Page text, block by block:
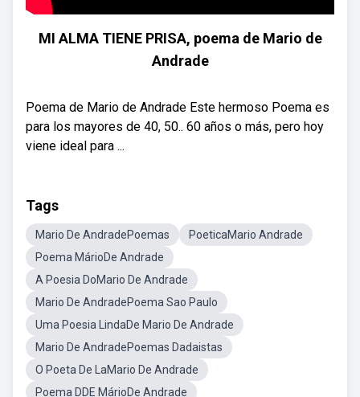
MI ALMA TIENE PRISA, poema de Mario de
Andrade
Poema de Mario de Andrade Este hermoso Poema es
para los mayores de 40, 50.. 60 años o más, pero hoy
viene ideal para ...
Tags
Mario De AndradePoemas
PoeticaMario Andrade
Poema MárioDe Andrade
A Poesia DoMario De Andrade
Mario De AndradePoema Sao Paulo
Uma Poesia LindaDe Mario De Andrade
Mario De AndradePoemas Dadaistas
O Poeta De LaMario De Andrade
Poema DDE MárioDe Andrade